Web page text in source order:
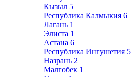
Кызыл 5
Республика Калмыкия 6
Лагань 1
Элиста 1
Астана 6
Республика Ингушетия 5
Назрань 2
Малгобек 1